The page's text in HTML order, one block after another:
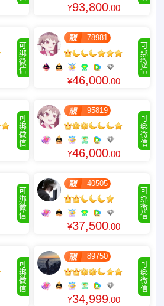
¥93,800.00
可
绑
微
信
可
绑
微
信
78981
¥46,000.00
可
绑
微
信
可
绑
微
信
95819
¥46,000.00
可
绑
微
信
可
绑
微
信
40505
¥37,500.00
可
绑
微
信
可
绑
微
信
89750
¥34,999.00